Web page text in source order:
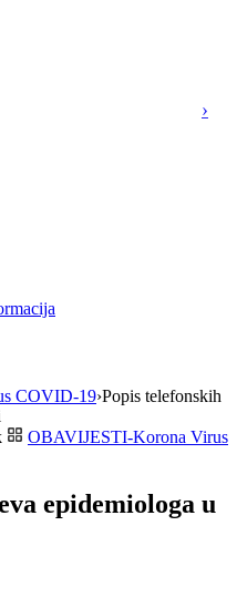
COVID-19›Popis telefonskih
OBAVIJESTI-Korona Virus
epidemiologa u